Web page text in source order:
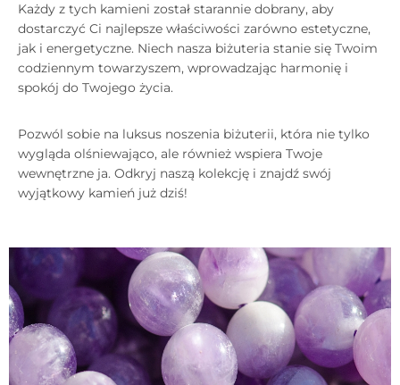
Każdy z tych kamieni został starannie dobrany, aby
dostarczyć Ci najlepsze właściwości zarówno estetyczne,
jak i energetyczne. Niech nasza biżuteria stanie się Twoim
codziennym towarzyszem, wprowadzając harmonię i
spokój do Twojego życia.
Pozwól sobie na luksus noszenia biżuterii, która nie tylko
wygląda olśniewająco, ale również wspiera Twoje
wewnętrzne ja. Odkryj naszą kolekcję i znajdź swój
wyjątkowy kamień już dziś!